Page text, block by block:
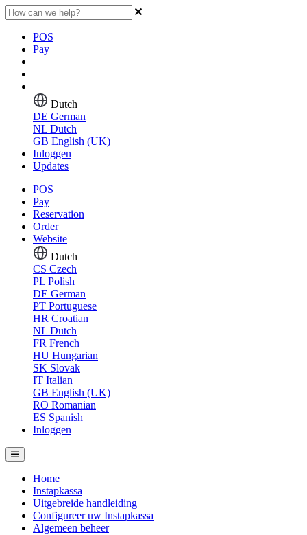
POS
Pay
Dutch
DE German
NL Dutch
GB English (UK)
Inloggen
Updates
POS
Pay
Reservation
Order
Website
Dutch
CS Czech
PL Polish
DE German
PT Portuguese
HR Croatian
NL Dutch
FR French
HU Hungarian
SK Slovak
IT Italian
GB English (UK)
RO Romanian
ES Spanish
Inloggen
Home
Instapkassa
Uitgebreide handleiding
Configureer uw Instapkassa
Algemeen beheer